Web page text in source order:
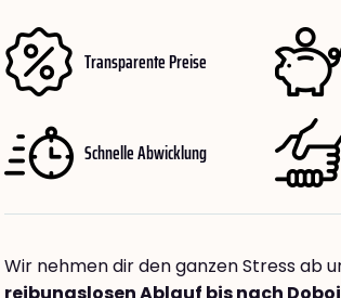
Transparente Preise
Schnelle Abwicklung
Wir nehmen dir den ganzen Stress ab